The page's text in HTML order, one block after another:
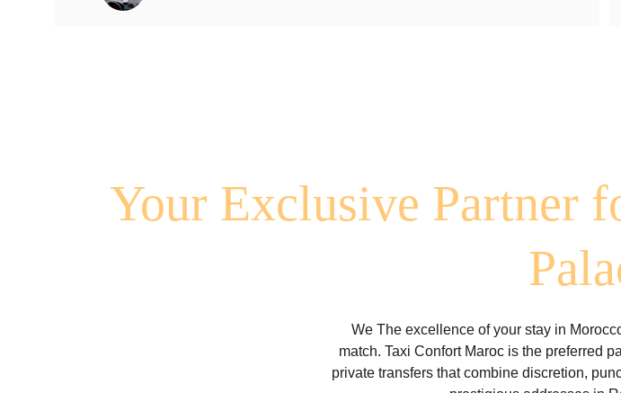
Your Exclusive Partner
We The excellence of your stay in
match. Taxi Confort Maroc is the preferred
private transfers that combine discretion,